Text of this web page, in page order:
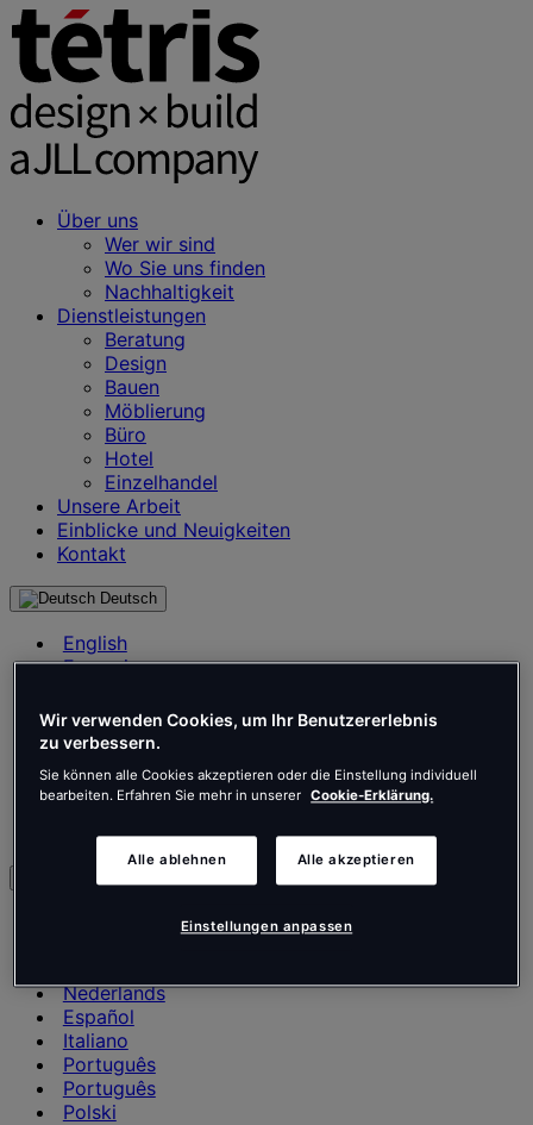
Über uns
Wer wir sind
Wo Sie uns finden
Nachhaltigkeit
Dienstleistungen
Beratung
Design
Bauen
Möblierung
Büro
Hotel
Einzelhandel
Unsere Arbeit
Einblicke und Neuigkeiten
Kontakt
Deutsch
English
Français
Nederlands
Español
Português
Polski
Nederlands
Español
Italiano
Português
Português
Polski
Wir verwenden Cookies, um Ihr Benutzererlebnis
zu verbessern.
Sie können alle Cookies akzeptieren oder die Einstellung individuell
bearbeiten. Erfahren Sie mehr in unserer Cookie-Erklärung.
Alle ablehnen Alle akzeptieren
Einstellungen anpassen